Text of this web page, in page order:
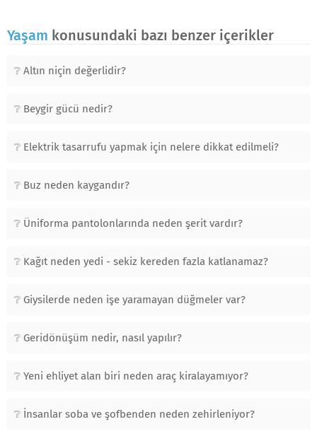
Yaşam konusundaki bazı benzer içerikler
Altın niçin değerlidir?
Beygir gücü nedir?
Elektrik tasarrufu yapmak için nelere dikkat edilmeli?
Buz neden kaygandır?
Üniforma pantolonlarında neden şerit vardır?
Kağıt neden yedi - sekiz kereden fazla katlanamaz?
Giysilerde neden işe yaramayan düğmeler var?
Geridönüşüm nedir, nasıl yapılır?
Yeni ehliyet alan biri neden araç kiralayamıyor?
İnsanlar soba ve şofbenden neden zehirleniyor?